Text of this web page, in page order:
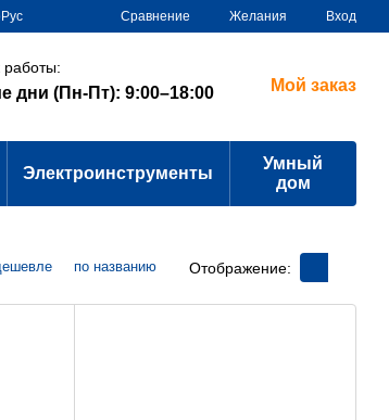
Рус Сравнение Желания Вход
работы:
дни (Пн-Пт): 9:00–18:00 Мой заказ
Электроинструменты
Умный
дом
по названию Отображение: